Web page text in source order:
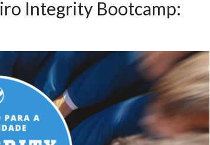
Integrity Bootcamp: